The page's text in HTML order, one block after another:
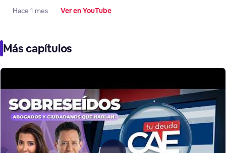
Hace 1 mes Ver en YouTube
Más capítulos